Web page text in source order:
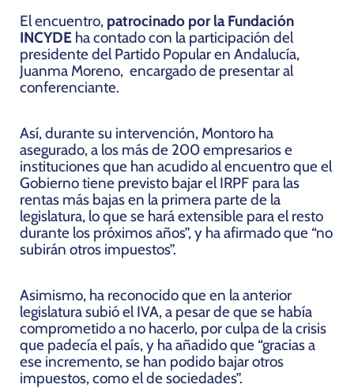
El encuentro, patrocinado por la Fundación
INCYDE ha contado con la participación del
presidente del Partido Popular en Andalucía,
Juanma Moreno, encargado de presentar al
conferenciante.
Así, durante su intervención, Montoro ha
asegurado, a los más de 200 empresarios e
instituciones que han acudido al encuentro queel
Gobierno tiene previsto bajar el IRPF para las
rentas más bajas en la primera parte de la
legislatura, lo que se hará extensible para el resto
durante los próximos años”, y ha afirmado que “no
subirán otros impuestos”.
Asimismo, ha reconocidoque en la anterior
legislatura subió el IVA, a pesar de que se había
comprometido a no hacerlo, por culpa de la crisis
que padecía el país, y ha añadido que “gracias a
ese incremento, se han podido bajar otros
impuestos, como el de sociedades”.